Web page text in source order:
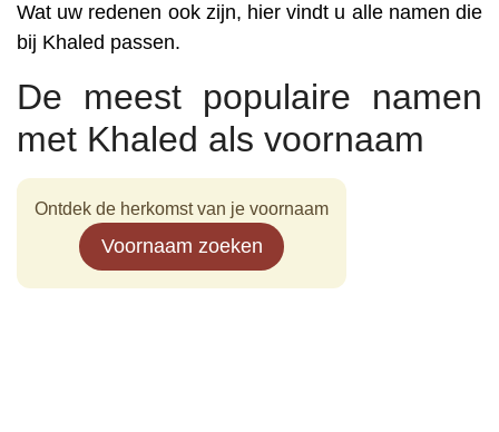
Wat uw redenen ook zijn, hier vindt u alle namen die
bij Khaled passen.
De meest populaire namen
met Khaled als voornaam
Ontdek de herkomst van je voornaam
Voornaam zoeken